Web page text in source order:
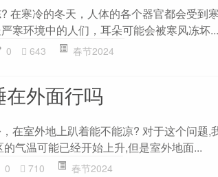
在寒冷的冬天，人体的各个器官都会受到
寒环境中的人们，耳朵可能会被寒风冻坏...
0 643 春节2024
外面行吗
在室外地上趴着能不能凉? 对于这个问题,
气温可能已经开始上升,但是室外地面...
0 710 春节2024